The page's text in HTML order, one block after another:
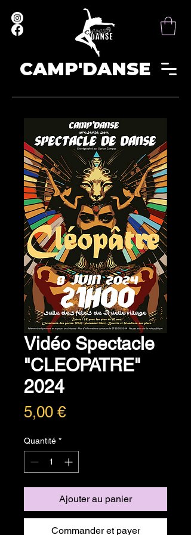
CAMP'DANSE
Vidéo Spectacle
"CLEOPATRE"
2024
5,00 €Prix
Quantité *
Ajouter au panier
Commander et payer